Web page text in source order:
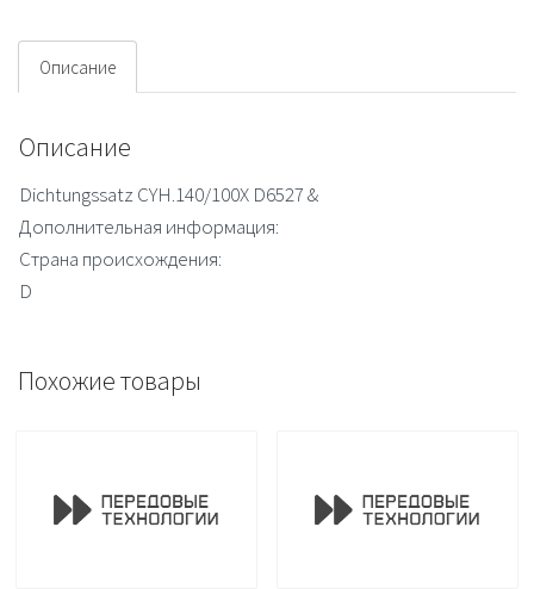
Описание
Описание
Dichtungssatz CYH.140/100X D6527 &
Дополнительная информация:
Страна происхождения:
D
Похожие товары